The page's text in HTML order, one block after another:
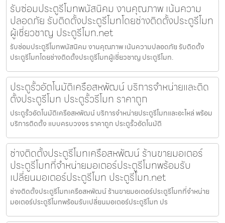
รับซ่อมประตูรีโมทพนัสนิคม งานคุณภาพ เน้นความ
ปลอดภัย รับติดตั้งประตูรีโมทโดยช่างติดตั้งประตูรีโมท
ผู้เชี่ยวชาญ ประตูรีโมท.net
รับซ่อมประตูรีโมทพนัสนิคม งานคุณภาพ เน้นความปลอดภัย รับติดตั้ง
ประตูรีโมทโดยช่างติดตั้งประตูรีโมทผู้เชี่ยวชาญ ประตูรีโมท.
ประตูรั้วอัตโนมัติเครือสหพัฒน์ บริการจำหน่ายและติด
ตั้งประตูรีโมท ประตูรั้วรีโมท ราคาถูก
ประตูรั้วอัตโนมัติเครือสหพัฒน์ บริการจำหน่ายประตูรีโมทและอะไหล่ พร้อม
บริการติดตั้ง แบบครบวงจร ราคาถูก ประตูรั้วอัตโนมัติ
ช่างติดตั้งประตูรีโมทเครือสหพัฒน์ ร้านขายมอเตอร์
ประตูรีโมทที่จำหน่ายมอเตอร์ประตูรีโมทพร้อมรับ
เปลี่ยนมอเตอร์ประตูรีโมท ประตูรีโมท.net
ช่างติดตั้งประตูรีโมทเครือสหพัฒน์ ร้านขายมอเตอร์ประตูรีโมทที่จำหน่าย
มอเตอร์ประตูรีโมทพร้อมรับเปลี่ยนมอเตอร์ประตูรีโมท ปร